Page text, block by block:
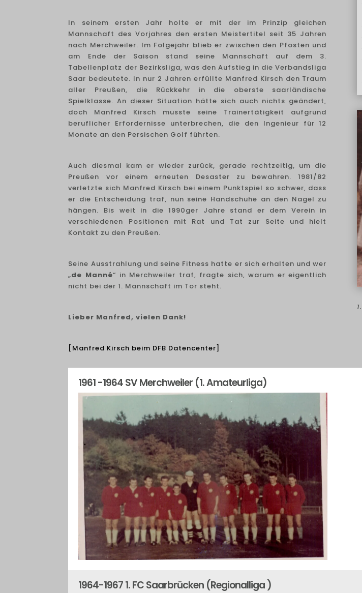
In seinem ersten Jahr holte er mit der im Prinzip gleichen
Mannschaft des Vorjahres den ersten Meistertitel seit 35 Jahren
nach Merchweiler. Im Folgejahr blieb er zwischen den Pfosten und
am Ende der Saison stand seine Mannschaft auf dem 3.
Tabellenplatz der Bezirksliga, was den Aufstieg in die Verbandsliga
Saar bedeutete. In nur 2 Jahren erfüllte Manfred Kirsch den Traum
aller Preußen, die Rückkehr in die oberste saarländische
Spielklasse. An dieser Situation hätte sich auch nichts geändert,
doch Manfred Kirsch musste seine Trainertätigkeit aufgrund
beruflicher Erfordernisse unterbrechen, die den Ingenieur für 12
Monate an den Persischen Golf führten.
Auch diesmal kam er wieder zurück, gerade rechtzeitig, um die
Preußen vor einem erneuten Desaster zu bewahren. 1981/82
verletzte sich Manfred Kirsch bei einem Punktspiel so schwer, dass
er die Entscheidung traf, nun seine Handschuhe an den Nagel zu
hängen. Bis weit in die 1990ger Jahre stand er dem Verein in
verschiedenen Positionen mit Rat und Tat zur Seite und hielt
Kontakt zu den Preußen.
Seine Ausstrahlung und seine Fitness hatte er sich erhalten und wer
„de Manné“ in Merchweiler traf, fragte sich, warum er eigentlich
nicht bei der 1. Mannschaft im Tor steht.
Lieber Manfred, vielen Dank!
[Manfred Kirsch beim DFB Datencenter]
1961 -1964 SV Merchweiler (1. Amateurliga)
1964-1967 1. FC Saarbrücken (Regionalliga )